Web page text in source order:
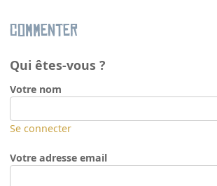
Commenter
Qui êtes-vous ?
Votre nom
Se connecter
Votre adresse email